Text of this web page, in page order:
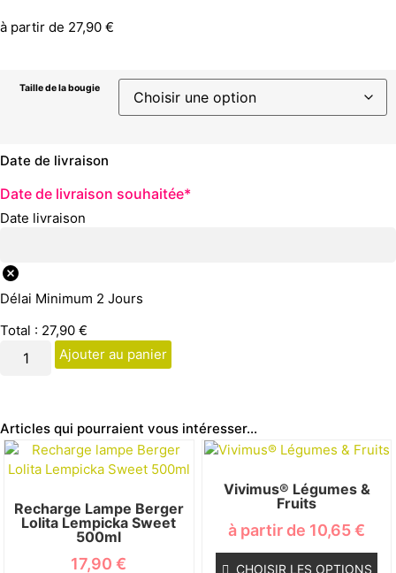
à partir de 27,90 €
Taille de la bougie
Date de livraison
Date de livraison souhaitée*
Date livraison
Délai Minimum 2 Jours
Total : 27,90 €
Ajouter au panier
Articles qui pourraient vous intéresser...
Recharge Lampe Berger
Lolita Lempicka Sweet
500ml
17,90€
Vivimus® Légumes &
Fruits
à partir de 10,65€
CHOISIR LES OPTIONS